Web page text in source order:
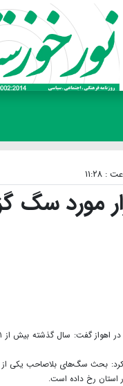
: ۱۱:۲۸
کرد: بحث سگ‌های بلاصاحب یکی